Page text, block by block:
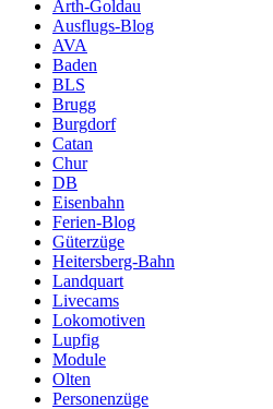
Arth-Goldau
Ausflugs-Blog
AVA
Baden
BLS
Brugg
Burgdorf
Catan
Chur
DB
Eisenbahn
Ferien-Blog
Güterzüge
Heitersberg-Bahn
Landquart
Livecams
Lokomotiven
Lupfig
Module
Olten
Personenzüge